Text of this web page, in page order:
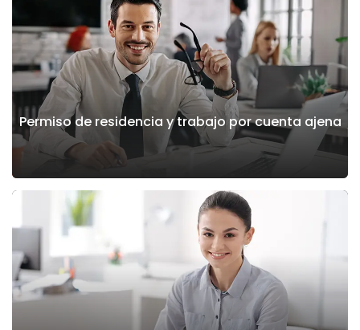
Permiso de residencia y trabajo por cuenta ajena